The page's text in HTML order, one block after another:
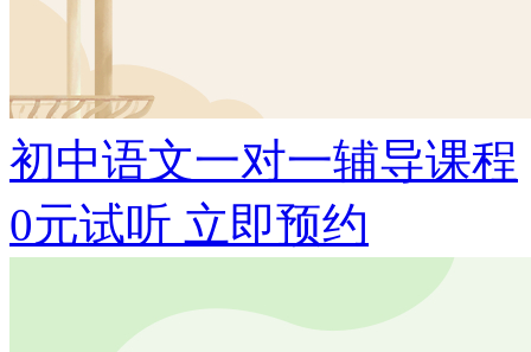
初中语文一对一辅导课程
0元试听 立即预约